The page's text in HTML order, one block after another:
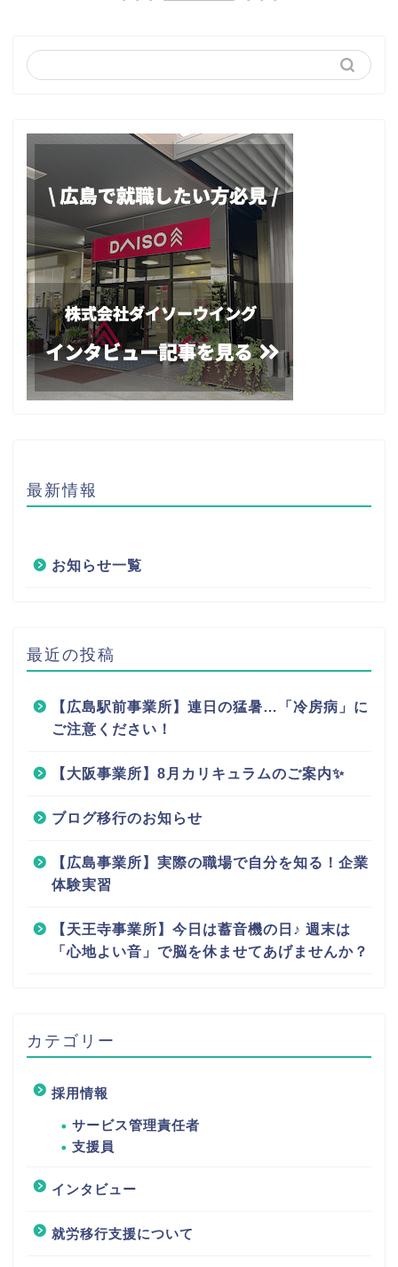
最新情報
お知らせ一覧
最近の投稿
【広島駅前事業所】連日の猛暑…「冷房病」に
ご注意ください！
【大阪事業所】8月カリキュラムのご案内✨
ブログ移行のお知らせ
【広島事業所】実際の職場で自分を知る！企業
体験実習
【天王寺事業所】今日は蓄音機の日♪ 週末は
「心地よい音」で脳を休ませてあげませんか？
カテゴリー
採用情報
サービス管理責任者
支援員
インタビュー
就労移行支援について